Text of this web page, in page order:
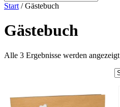
Start / Gästebuch
Gästebuch
Alle 3 Ergebnisse werden angezeigt